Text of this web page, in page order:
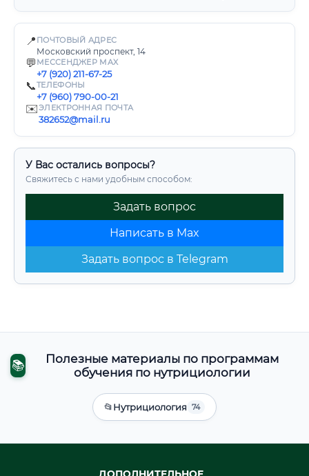
📍 ПОЧТОВЫЙ АДРЕС
Московский проспект, 14
💬 МЕССЕНДЖЕР MAX
+7 (920) 211-67-25
📞ТЕЛЕФОНЫ
+7 (960) 790-00-21
✉️ЭЛЕКТРОННАЯ ПОЧТА
382652@mail.ru
У Вас остались вопросы?
Свяжитесь с нами удобным способом:
Задать вопрос
Написать в Max
Задать вопрос в Telegram
📚
Полезные материалы по программам
обучения по нутрициологии
📂Нутрициология 74